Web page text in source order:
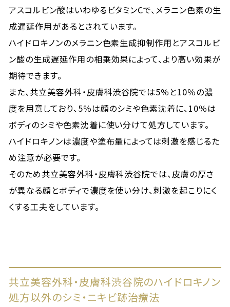
アスコルビン酸はいわゆるビタミンCで、メラニン色素の生
成遅延作用があるとされています。
ハイドロキノンのメラニン色素生成抑制作用とアスコルビ
ン酸の生成遅延作用の相乗効果によって、より高い効果が
期待できます。
また、共立美容外科・皮膚科渋谷院では5％と10％の濃
度を用意しており、5％は顔のシミや色素沈着に、10％は
ボディのシミや色素沈着に使い分けて処方しています。
ハイドロキノンは濃度や塗布量によっては刺激を感じるた
め注意が必要です。
そのため共立美容外科・皮膚科渋谷院では、皮膚の厚さ
が異なる顔とボディで濃度を使い分け、刺激を起こりにく
くする工夫をしています。
共立美容外科・皮膚科渋谷院のハイドロキノン
処方以外のシミ・ニキビ跡治療法